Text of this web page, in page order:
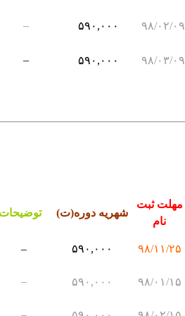
۹۸/۰۲/۰۹ ۵۹۰,۰۰۰ –
۹۸/۰۳/۰۹ ۵۹۰,۰۰۰ –
مهلت ثبت
نام
شهریه دوره(ت)
۹۸/۱۱/۲۵ ۵۹۰,۰۰۰ –
۹۸/۰۱/۱۵ ۵۹۰,۰۰۰ –